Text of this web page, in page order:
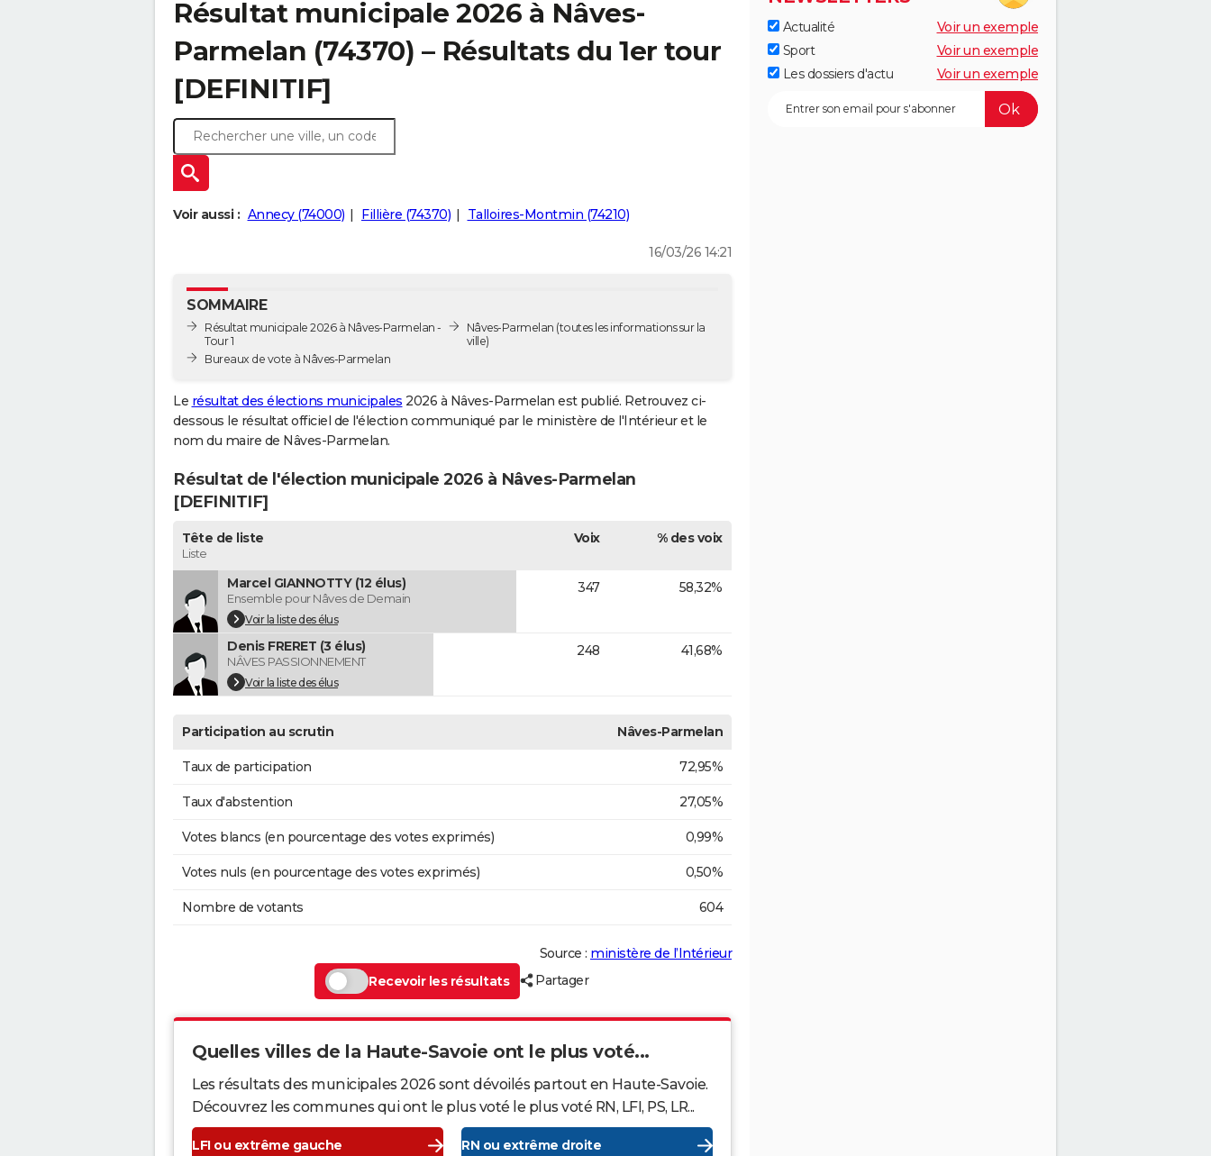
Résultat municipale 2026 à Nâves-
Parmelan (74370) – Résultats du 1er tour
[DEFINITIF]
Voir aussi : Annecy (74000) Fillière (74370) Talloires-Montmin (74210)
16/03/26 14:21
SOMMAIRE
Résultat municipale 2026 à Nâves-Parmelan -
Tour 1
Bureaux de vote à Nâves-Parmelan
Nâves-Parmelan (toutes les informations sur la
ville)
Le résultat des élections municipales 2026 à Nâves-Parmelan est publié. Retrouvez ci-
dessous le résultat officiel de l'élection communiqué par le ministère de l'Intérieur et le
nom du maire de Nâves-Parmelan.
Résultat de l'élection municipale 2026 à Nâves-Parmelan
[DEFINITIF]
Tête de liste
Liste
Voix % des voix
Marcel GIANNOTTY (12 élus)
Ensemble pour Nâves de Demain
Voir la liste des élus
347 58,32%
Denis FRERET (3 élus)
NÂVES PASSIONNEMENT
Voir la liste des élus
248 41,68%
Participation au scrutin Nâves-Parmelan
Taux de participation 72,95%
Taux d'abstention 27,05%
Votes blancs (en pourcentage des votes exprimés) 0,99%
Votes nuls (en pourcentage des votes exprimés) 0,50%
Nombre de votants 604
Source : ministère de l’Intérieur
Recevoir les résultats
Partager
Quelles villes de la Haute-Savoie ont le plus voté...
Les résultats des municipales 2026 sont dévoilés partout en Haute-Savoie.
Découvrez les communes qui ont le plus voté le plus voté RN, LFI, PS, LR...
LFI ou extrême gauche RN ou extrême droite
Actualité
Voir un exemple
Sport
Voir un exemple
Les dossiers d'actu
Voir un exemple